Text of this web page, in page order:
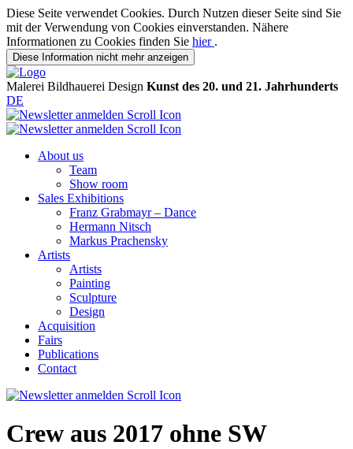
Diese Seite verwendet Cookies. Durch Nutzen dieser Seite sind Sie
mit der Verwendung von Cookies einverstanden. Nähere
Informationen zu Cookies finden Sie hier .
Diese Information nicht mehr anzeigen
Malerei Bildhauerei Design Kunst des 20. und 21. Jahrhunderts
DE
About us
Team
Show room
Sales Exhibitions
Franz Grabmayr – Dance
Hermann Nitsch
Markus Prachensky
Artists
Artists
Painting
Sculpture
Design
Acquisition
Fairs
Publications
Contact
Crew aus 2017 ohne SW